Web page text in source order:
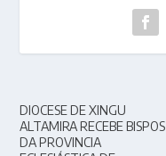
DIOCESE DE XINGU
ALTAMIRA RECEBE BISPOS
DA PROVINCIA